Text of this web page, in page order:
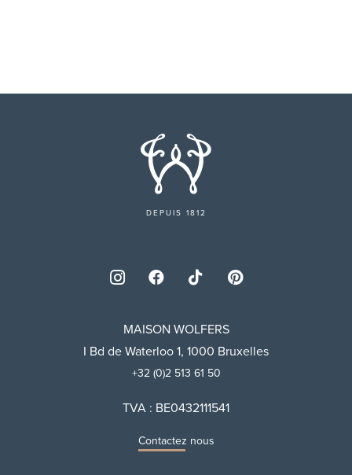
DEPUIS 1812
MAISON WOLFERS
I Bd de Waterloo 1, 1000 Bruxelles
+32 (0)2 513 61 50
TVA : BE0432111541
Contactez nous